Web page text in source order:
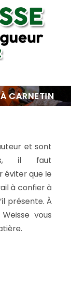
CARNETIN
et sont
il faut
éviter que le
à confier à
présente. À
vous